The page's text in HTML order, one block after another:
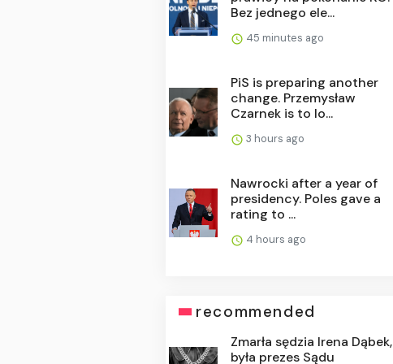
Bez jednego ele...
45 minutes ago
PiS is preparing another
change. Przemysław
Czarnek is to lo...
3 hours ago
Nawrocki after a year of
presidency. Poles gave a
rating to ...
4 hours ago
recommended
Zmarła sędzia Irena Dąbek,
była prezes Sądu